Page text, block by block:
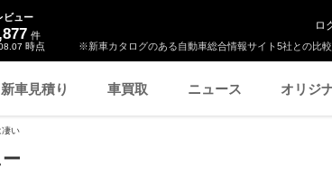
※新車カタログのある自動車総合情報サイト5社との比
ビュー
件
時点
ロ
新車見積り 車買取 ニュース オリジ
凄い